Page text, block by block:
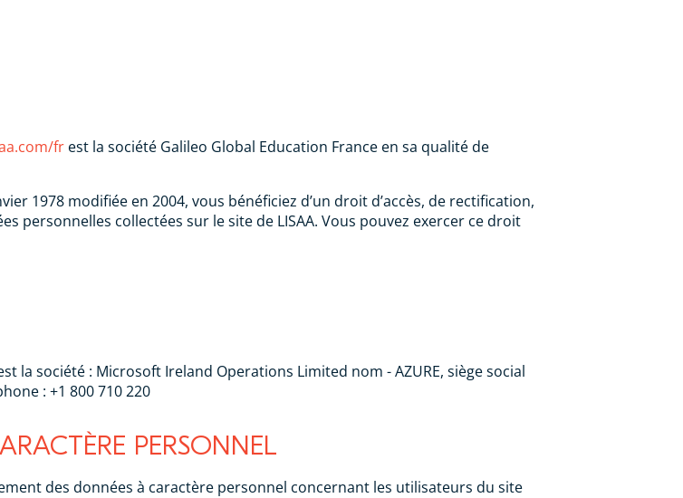
fr est la société Galileo Global Education France en sa qualité de
1978 modifiée en 2004, vous bénéficiez d’un droit d’accès, de rectification,
personnelles collectées sur le site de LISAA. Vous pouvez exercer ce droit
la société : Microsoft Ireland Operations Limited nom - AZURE, siège social
: +1 800 710 220
PERSONNEL
des données à caractère personnel concernant les utilisateurs du site